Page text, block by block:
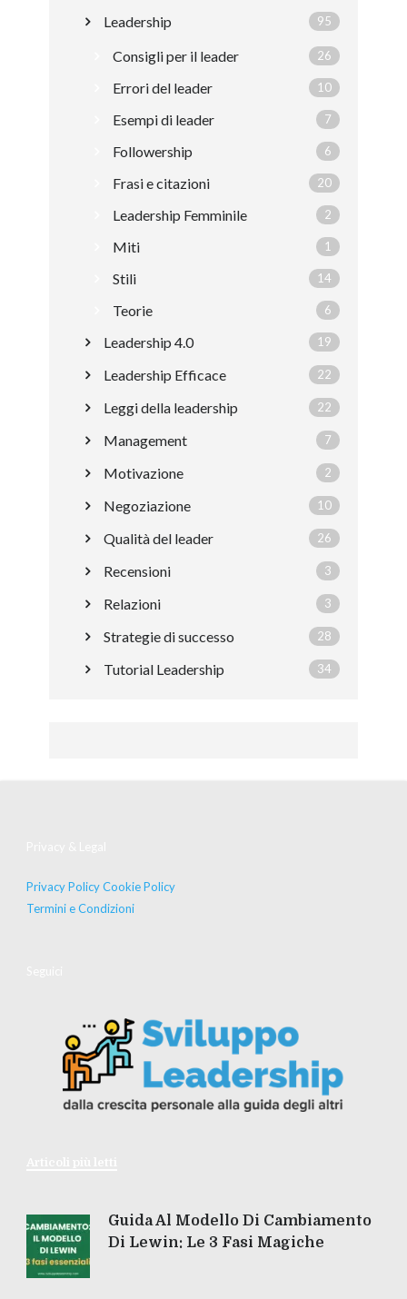
Leadership 95
Consigli per il leader 26
Errori del leader 10
Esempi di leader 7
Followership 6
Frasi e citazioni 20
Leadership Femminile 2
Miti 1
Stili 14
Teorie 6
Leadership 4.0 19
Leadership Efficace 22
Leggi della leadership 22
Management 7
Motivazione 2
Negoziazione 10
Qualità del leader 26
Recensioni 3
Relazioni 3
Strategie di successo 28
Tutorial Leadership 34
Privacy PolicyCookie Policy
Termini e Condizioni
Guida Al Modello Di Cambiamento
Di Lewin: Le 3 Fasi Magiche